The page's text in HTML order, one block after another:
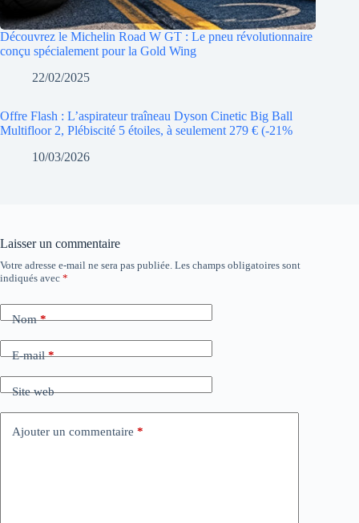
Découvrez le Michelin Road W GT : Le pneu révolutionnaire
conçu spécialement pour la Gold Wing
22/02/2025
Offre Flash : L’aspirateur traîneau Dyson Cinetic Big Ball
Multifloor 2, Plébiscité 5 étoiles, à seulement 279 € (-21%
10/03/2026
Laisser un commentaire
Votre adresse e-mail ne sera pas publiée. Les champs obligatoires sont
indiqués avec *
Nom*
E-mail*
Site web
Ajouter un commentaire *